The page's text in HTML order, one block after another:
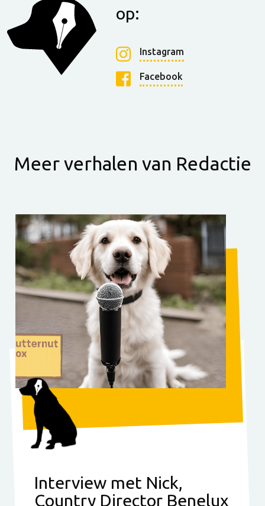
op:
Instagram
Facebook
Meer verhalen van Redactie
Interview met Nick,
Country Director Benelux